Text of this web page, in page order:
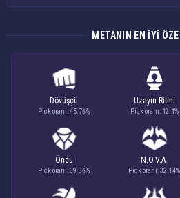
METANIN EN IYI
Dövüşçü
Pick oranı: 45.76%
Uzayın Ritmi
Pick oranı: 42.4%
Öncü
Pick oranı: 39.36%
N.O.V.A.
Pick oranı: 32.14%